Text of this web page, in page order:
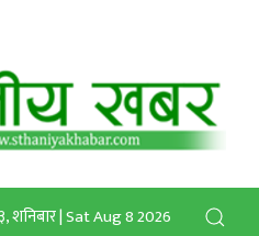
शनिबार | Sat Aug 8 2026